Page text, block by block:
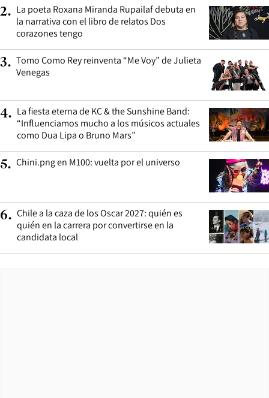
2. La poeta Roxana Miranda Rupailaf debuta en
la narrativa con el libro de relatos Dos
corazones tengo
3. Tomo Como Rey reinventa “Me Voy” de Julieta
Venegas
4. La fiesta eterna de KC & the Sunshine Band:
“Influenciamos mucho a los músicos actuales
como Dua Lipa o Bruno Mars”
5. Chini.png en M100: vuelta por el universo
6. Chile a la caza de los Oscar 2027: quién es
quién en la carrera por convertirse en la
candidata local